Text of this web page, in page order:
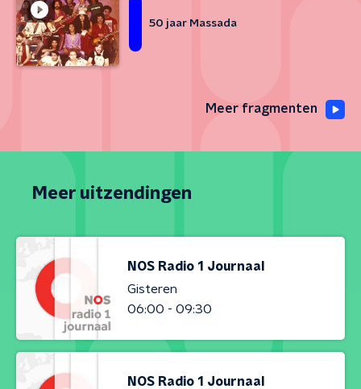
50 jaar Massada
Meer fragmenten
Meer uitzendingen
NOS Radio 1 Journaal
Gisteren
06:00 - 09:30
NOS Radio 1 Journaal